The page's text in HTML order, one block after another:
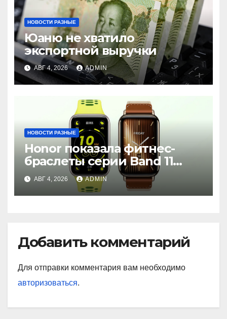
НОВОСТИ РАЗНЫЕ
Юаню не хватило
экспортной выручки
АВГ 4, 2026 ADMIN
НОВОСТИ РАЗНЫЕ
Honor показала фитнес-
браслеты серии Band 11
с GPS и автономностью до
26 дней
АВГ 4, 2026 ADMIN
Добавить комментарий
Для отправки комментария вам необходимо
авторизоваться.